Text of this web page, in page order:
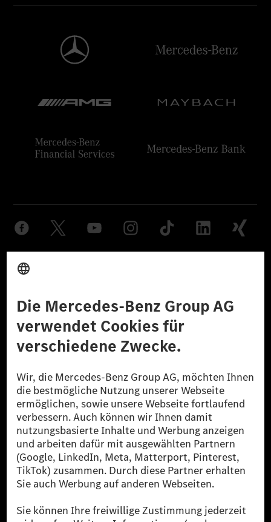
© 2026 Mercedes-Benz Group AG. Alle Rechte vorbehalten.
reduzierte CO₂-Emissionen bei der Mercedes-Benz Group durch
zertifizierte Ausgleichsprojekte kompensiert werden.
[2] Renewable Charging ist ein integraler Bestandteil von MB.CHARGE
Public in Europa, den USA, Kanada und China. Sofern an der jeweiligen
Ladestation noch kein Strom aus erneuerbaren Energien vorliegt,
verwendet Renewable Charging Grünstromzertifikate*. Diese stellen
sicher, dass für Ladevorgänge über MB.CHARGE Public eine äquivalente
Strommenge aus erneuerbaren Energien ins Stromnetz eingespeist wird.
Sie stammen ausschließlich aus Wind- und Solarkraftanlagen, die jünger
als sechs Jahre sind.
* Inkl. EKOenergy Ökolabel
* Die angegebenen Werte wurden nach dem vorgeschriebenen
Messverfahren WLTP (Worldwide harmonised Light vehicles Test